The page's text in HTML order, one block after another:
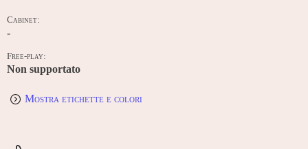
Cabinet:
-
Free-play:
Non supportato
Mostra etichette e colori